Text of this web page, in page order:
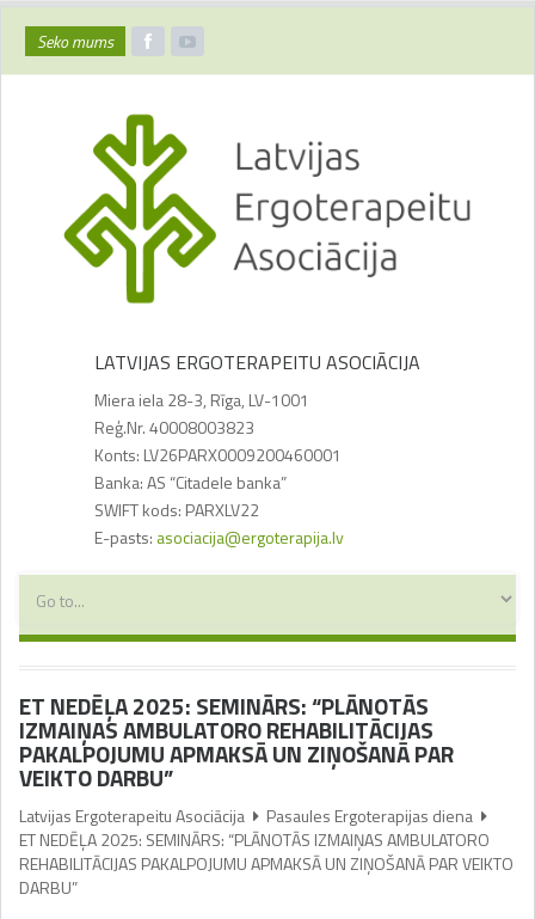
Seko mums
LATVIJAS ERGOTERAPEITU ASOCIĀCIJA
Miera iela 28-3, Rīga, LV-1001
Reģ.Nr. 40008003823
Konts: LV26PARX0009200460001
Banka: AS “Citadele banka”
SWIFT kods: PARXLV22
E-pasts: asociacija@ergoterapija.lv
ET NEDĒĻA 2025: SEMINĀRS: “PLĀNOTĀS
IZMAIŅAS AMBULATORO REHABILITĀCIJAS
PAKALPOJUMU APMAKSĀ UN ZIŅOŠANĀ PAR
VEIKTO DARBU”
Latvijas Ergoterapeitu Asociācija
Pasaules Ergoterapijas diena
ET NEDĒĻA 2025: SEMINĀRS: “PLĀNOTĀS IZMAIŅAS AMBULATORO
REHABILITĀCIJAS PAKALPOJUMU APMAKSĀ UN ZIŅOŠANĀ PAR VEIKTO
DARBU”